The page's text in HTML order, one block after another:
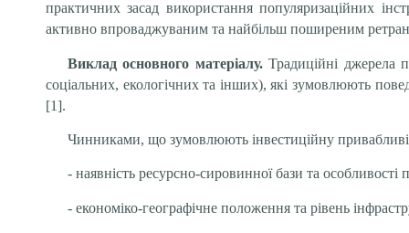
практичних засад використання популяризаційних
активно впроваджуваним та найбільш поширеним
Виклад основного матеріалу.Традиційні джерела
соціальних, екологічних та інших), які зумовлюють
[1].
Чинниками, що зумовлюють інвестиційну
- наявність ресурсно-сировинної бази та
- економіко-географічне положення та рівень